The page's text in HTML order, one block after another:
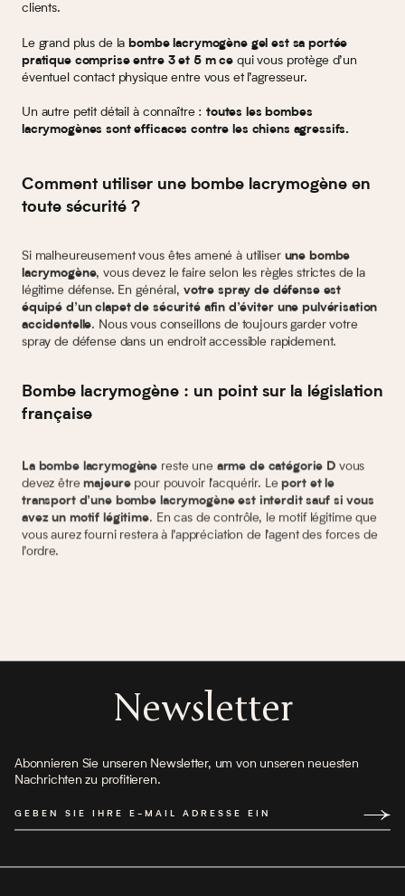
clients.
Le grand plus de la bombe lacrymogène gel est sa portée
pratique comprise entre 3 et 5 m ce qui vous protège d’un
éventuel contact physique entre vous et l’agresseur.
Un autre petit détail à connaître : toutes les bombes
lacrymogènes sont efficaces contre les chiens agressifs.
Comment utiliser une bombe lacrymogène en
toute sécurité ?
Si malheureusement vous êtes amené à utiliser une bombe
lacrymogène, vous devez le faire selon les règles strictes de la
légitime défense. En général, votre spray de défense est
équipé d’un clapet de sécurité afin d’éviter une pulvérisation
accidentelle. Nous vous conseillons de toujours garder votre
spray de défense dans un endroit accessible rapidement.
Bombe lacrymogène : un point sur la législation
française
La bombe lacrymogène reste une arme de catégorie D vous
devez êtremajeurepour pouvoir l’acquérir. Leport et le
transport d’une bombe lacrymogène est interdit sauf si vous
avez un motif légitime. En cas de contrôle, le motif légitime que
vous aurez fourni restera à l’appréciation de l’agent des forces de
l’ordre.
Newsletter
Abonnieren Sie unseren Newsletter, um von unseren neuesten
Nachrichten zu profitieren.
GEBEN SIE IHRE E-MAIL ADRESSE EIN